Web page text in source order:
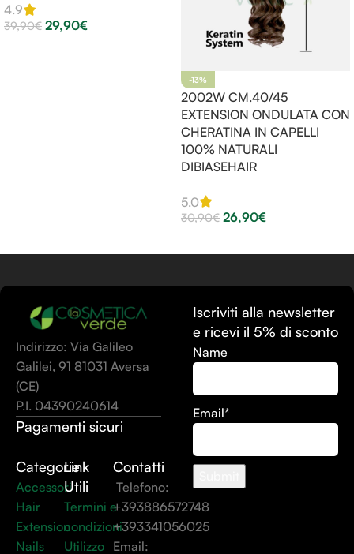
4.9
39,90€ 29,90€
-13%
2002W CM.40/45
EXTENSION ONDULATA CON
CHERATINA IN CAPELLI
100% NATURALI
DIBIASEHAIR
5.0
30,90€ 26,90€
Indirizzo: Via Galileo
Galilei, 91 81031 Aversa
(CE)
P.I. 04390240614
Pagamenti sicuri
Categorie
Accessori
Hair
Extension
Nails
Link
Utili
Termini e
condizioni
Utilizzo
Contatti
Telefono:
+393886572748
+393341056025
Email:
Iscriviti alla newsletter
e ricevi il 5% di sconto
Name
Email*